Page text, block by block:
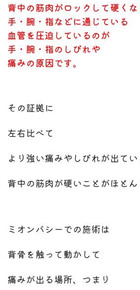
背中の筋肉がロックして硬くな
手・腕・指などに通じている
血管を圧迫しているのが
手・腕・指のしびれや
痛みの原因です。
その証拠に
左右比べて
より強い痛みやしびれが出て
背中の筋肉が硬いことがほとん
ミオンパシーでの施術は
背骨を触って動かして
痛みが出る場所、つまり